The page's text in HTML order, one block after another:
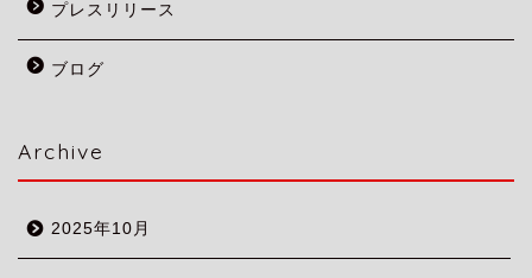
プレスリリース
ブログ
Archive
2025年10月